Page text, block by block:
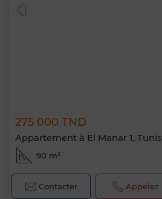
275 000 TND
Appartement à El Manar 1, Tunis
90 m²
Contacter Appelez